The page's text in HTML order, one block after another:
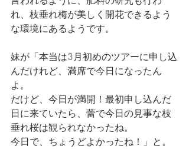
れ、枝垂れ梅が美しく開花できるよう
な環境にあるようです。
妹が「本当は3月初めのツアーに申し込
んだけれど、満席で今日になったん
よ。
だけど、今日が満開！最初申し込んだ
日に来ていたら、蕾で今日の見事な枝
垂れ桜は観られなかったね。
今日で、ちょうどよかったね！」と。